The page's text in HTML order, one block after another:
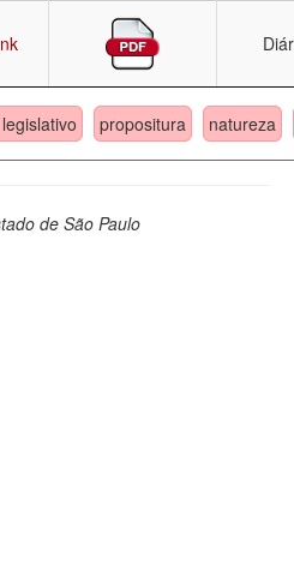
propositura natureza
de São Paulo